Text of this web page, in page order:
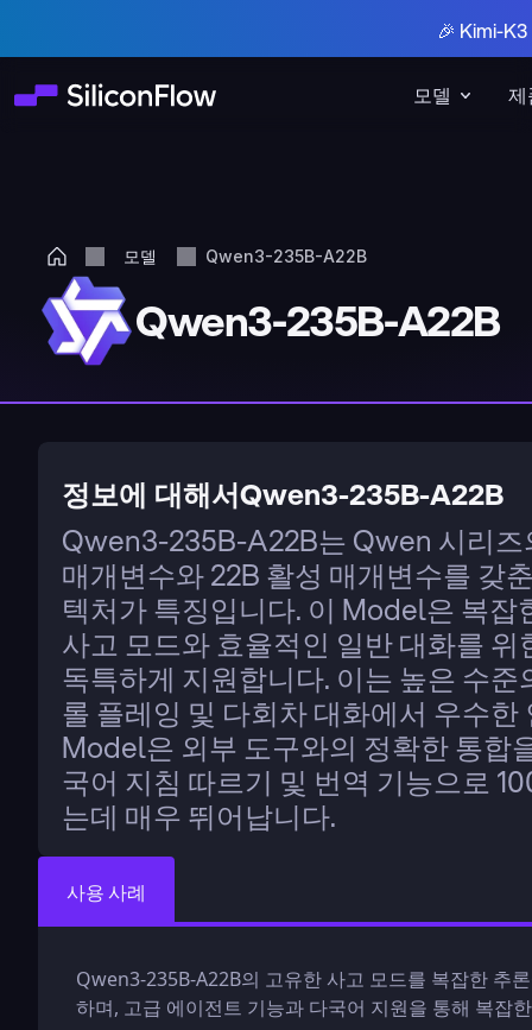
모델 제
🎉 Kimi-
모델 Qwen3-235B-A22B
Qwen3-235B-A22B
정보에 대해서Qwen3-235B-A22B
Qwen3-235B-A22B는 Qwen 시리즈
매개변수와 22B 활성 매개변수를
텍처가 특징입니다. 이 Model은 복잡
사고 모드와 효율적인 일반 대화를
독특하게 지원합니다. 이는 높은 수
롤 플레잉 및 다회차 대화에서 우수
Model은 외부 도구와의 정확한 통합
국어 지침 따르기 및 번역 기능으로
는데 매우 뛰어납니다.
사용 사례
Qwen3-235B-A22B의 고유한 사고 모드를 복잡한 추
하며, 고급 에이전트 기능과 다국어 지원을 통해 복잡